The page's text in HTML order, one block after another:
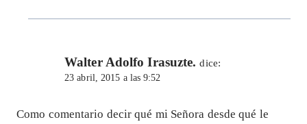
Walter Adolfo Irasuzte. dice:
23 abril, 2015 a las 9:52
Como comentario decir qué mi Señora desde qué le